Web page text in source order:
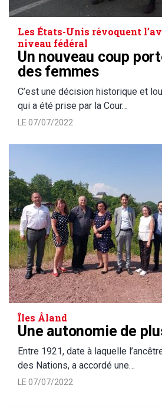
Les États-Unis révoquent
niveau fédéral
Un nouveau coup
des femmes
C’est une décision historique et
qui a été prise par la Cour…
LE 07/07/2022
Îles Åland
Une autonomie de
Entre 1921, date à laquelle
des Nations, a accordé une…
LE 07/07/2022